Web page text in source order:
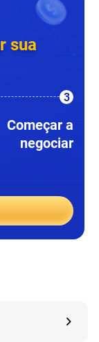
sua
3
Começar a
negociar